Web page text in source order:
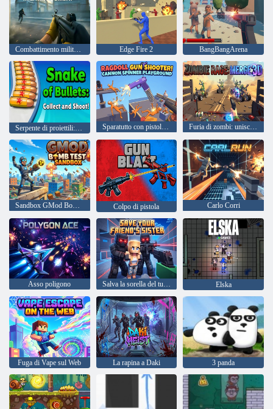
Combattimento militare MFPS Edge Fire 2 BangBangArena
Sparatutto con pistola Ragdoll! Parco giochi Cannon Spinner Furia di zombi: unisci 3D
Sandbox GMod Bomb Test Colpo di pistola Carlo Corri
Asso poligono Salva la sorella del tuo amico Elska
Fuga di Vape sul Web La rapina a Daki 3 panda